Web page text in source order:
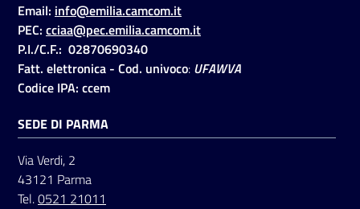
Email: info@emilia.camcom.it
PEC: cciaa@pec.emilia.camcom.it
P.I./C.F.: 02870690340
Fatt. elettronica - Cod. univoco: UFAWVA
Codice IPA: ccem
SEDE DI PARMA
Via Verdi, 2
43121 Parma
Tel.0521 21011